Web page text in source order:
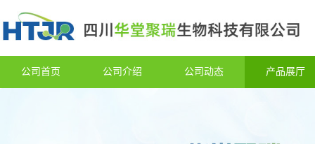
公司首页 公司介绍 公司动态 产品展厅